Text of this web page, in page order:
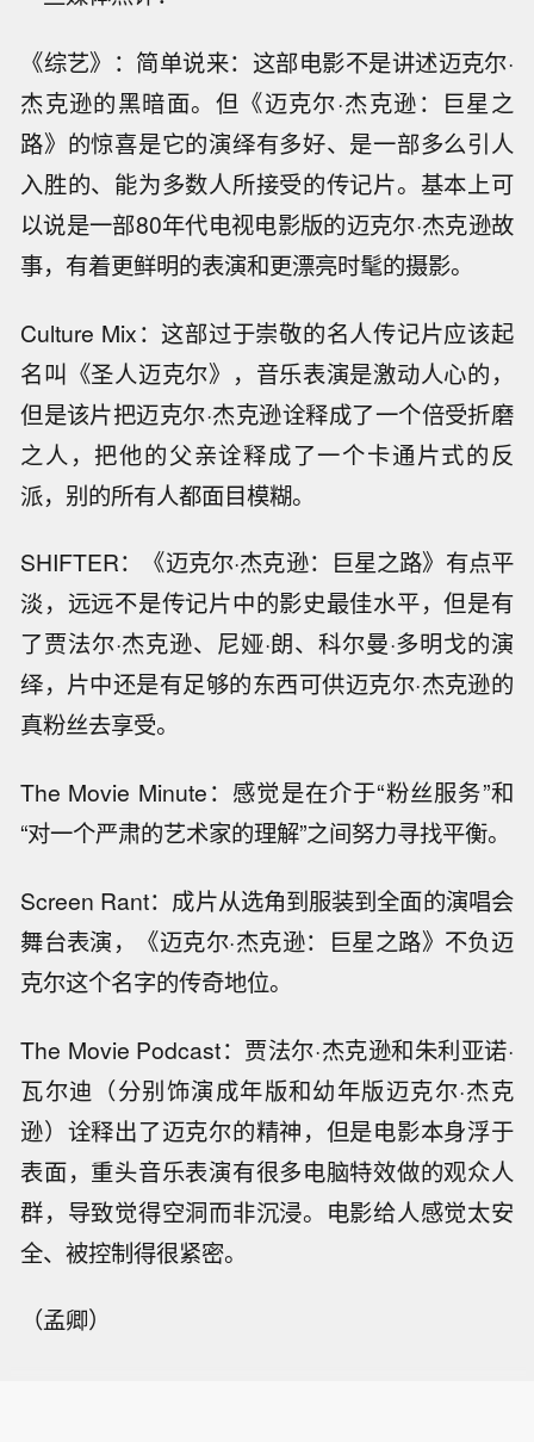
《综艺》：简单说来：这部电影不是讲述迈克尔·
杰克逊的黑暗面。但《迈克尔·杰克逊：巨星之
路》的惊喜是它的演绎有多好、是一部多么引人
入胜的、能为多数人所接受的传记片。基本上可
以说是一部80年代电视电影版的迈克尔·杰克逊故
事，有着更鲜明的表演和更漂亮时髦的摄影。
Culture Mix：这部过于崇敬的名人传记片应该起
名叫《圣人迈克尔》，音乐表演是激动人心的，
但是该片把迈克尔·杰克逊诠释成了一个倍受折磨
之人，把他的父亲诠释成了一个卡通片式的反
派，别的所有人都面目模糊。
SHIFTER：《迈克尔·杰克逊：巨星之路》有点平
淡，远远不是传记片中的影史最佳水平，但是有
了贾法尔·杰克逊、尼娅·朗、科尔曼·多明戈的演
绎，片中还是有足够的东西可供迈克尔·杰克逊的
真粉丝去享受。
The Movie Minute：感觉是在介于“粉丝服务”和
“对一个严肃的艺术家的理解”之间努力寻找平衡。
Screen Rant：成片从选角到服装到全面的演唱会
舞台表演，《迈克尔·杰克逊：巨星之路》不负迈
克尔这个名字的传奇地位。
The Movie Podcast：贾法尔·杰克逊和朱利亚诺·
瓦尔迪（分别饰演成年版和幼年版迈克尔·杰克
逊）诠释出了迈克尔的精神，但是电影本身浮于
表面，重头音乐表演有很多电脑特效做的观众人
群，导致觉得空洞而非沉浸。电影给人感觉太安
全、被控制得很紧密。
（孟卿）